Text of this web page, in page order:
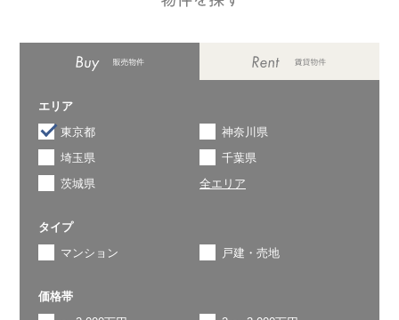
エリア
東京都
神奈川県
埼玉県
千葉県
茨城県
全エリア
タイプ
マンション
戸建・売地
価格帯